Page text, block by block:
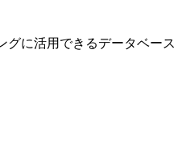
グに活用できるデータベース